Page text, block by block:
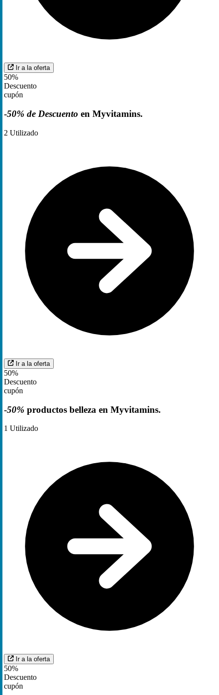
Ir a la oferta
50%
Descuento
cupón
-50% de Descuento en Myvitamins.
2 Utilizado
Ir a la oferta
50%
Descuento
cupón
-50% productos belleza en Myvitamins.
1 Utilizado
Ir a la oferta
50%
Descuento
cupón